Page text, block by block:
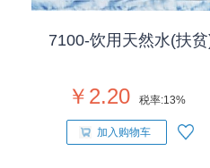
7100-饮用天然水(扶
￥2.20 税率:13%
加入购物车